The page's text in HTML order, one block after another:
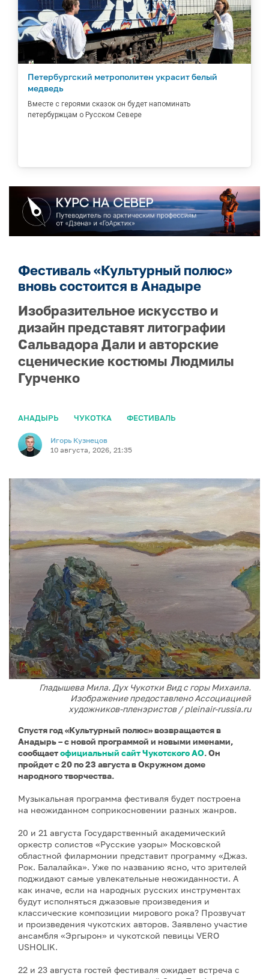
Петербургский метрополитен украсит белый
медведь
Вместе с героями сказок он будет напоминать
петербуржцам о Русском Севере
Фестиваль «Культурный полюс»
вновь состоится в Анадыре
Изобразительное искусство и
дизайн представят литографии
Сальвадора Дали и авторские
сценические костюмы Людмилы
Гурченко
АНАДЫРЬ ЧУКОТКА ФЕСТИВАЛЬ
Игорь Кузнецов
10 августа, 2026, 21:35
Гладышева Мила. Дух Чукотки Вид с горы Михаила.
Изображение предоставлено Ассоциацией
художников-пленэристов / pleinair-russia.ru
Спустя год «Культурный полюс» возвращается в
Анадырь – с новой программой и новыми именами,
сообщаетофициальный сайт Чукотского АО. Он
пройдет с 20 по 23 августа в Окружном доме
народного творчества.
Музыкальная программа фестиваля будет построена
на неожиданном соприкосновении разных жанров.
20 и 21 августа Государственный академический
оркестр солистов «Русские узоры» Московской
областной филармонии представит программу «Джаз.
Рок. Балалайка». Уже по названию ясно, что зрителей
поджидают самые увлекательные неожиданности. А
как иначе, если на народных русских инструментах
будут исполняться джазовые произведения и
классические композиции мирового рока? Прозвучат
и произведения чукотских авторов. Заявлено участие
ансамбля «Эргырон» и чукотской певицы VERO
USHOLIK.
22 и 23 августа гостей фестиваля ожидает встреча с